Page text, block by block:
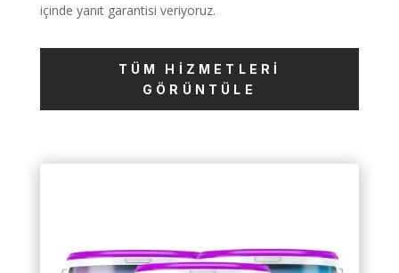
içinde yanıt garantisi veriyoruz.
TÜM HIZMETLERI
GÖRÜNTÜLE